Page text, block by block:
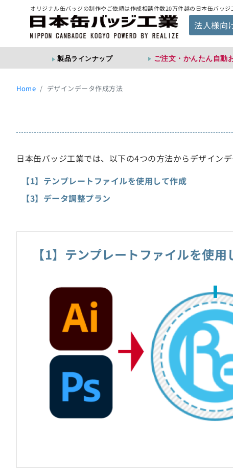
オリジナル缶バッジの制作やご依頼は作成相談件数20万件越の日本缶バッジ
法人様向
製品ラインナップ ご注文・かんたん自動
Home デザインデータ作成方法
日本缶バッジ工業では、以下の4つの方法からデザイン
【1】テンプレートファイルを使用して作成
【3】データ調整プラン
【1】テンプレートファイルを使用